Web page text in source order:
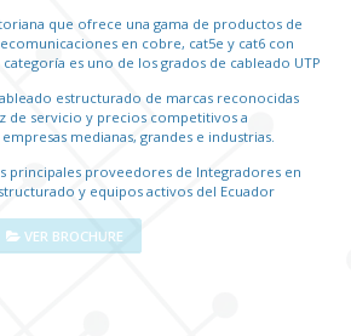
que ofrece una gama de productos de
en cobre, cat5e y cat6 con
es uno de los grados de cableado UTP
estructurado de marcas reconocidas
de servicio y precios competitivos a
medianas, grandes e industrias.
principales proveedores de Integradores en
y equipos activos del Ecuador
VER BROCHURE